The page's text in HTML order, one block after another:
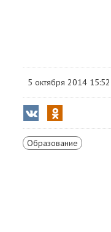
5 октября 2014 15:52
Образование